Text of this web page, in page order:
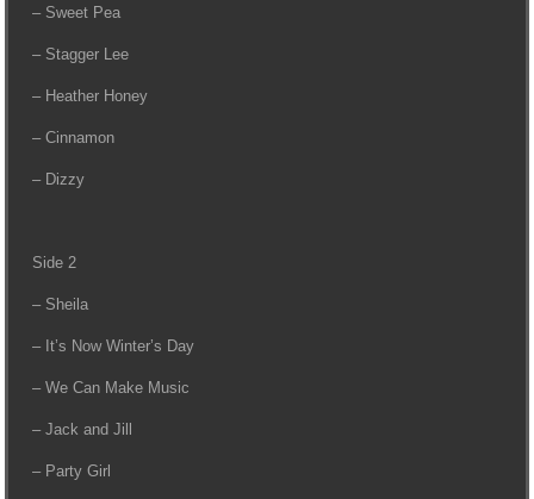
– Sweet Pea
– Stagger Lee
– Heather Honey
– Cinnamon
– Dizzy
Side 2
– Sheila
– It’s Now Winter’s Day
– We Can Make Music
– Jack and Jill
– Party Girl